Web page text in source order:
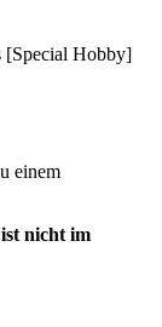
[Special Hobby]
einem
nicht im